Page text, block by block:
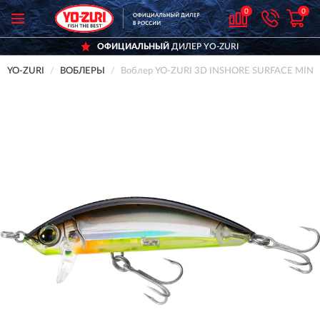
0 0
ОФИЦИАЛЬНЫЙДИЛЕР YO-ZURI
YO-ZURI ВОБЛЕРЫ Воблер YO-ZURI 3D INSHORE SURFACE